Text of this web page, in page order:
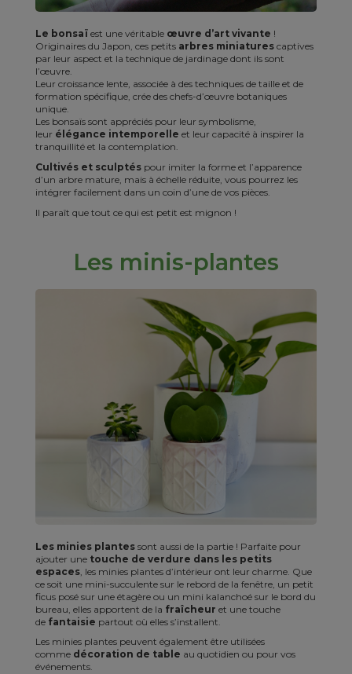
Le bonsaï est une véritable œuvre d’art vivante !
Originaires du Japon, ces petits arbres miniatures captives
par leur aspect et la technique de jardinage dont ils sont
l’œuvre.
Leur croissance lente, associée à des techniques de taille et de
formation spécifique, crée des chefs-d’œuvre botaniques
unique.
Les bonsaïs sont appréciés pour leur symbolisme,
leur élégance intemporelle et leur capacité à inspirer la
tranquillité et la contemplation.
Cultivés et sculptés pour imiter la forme et l’apparence
d’un arbre mature, mais à échelle réduite, vous pourrez les
intégrer facilement dans un coin d’une de vos pièces.
Il paraît que tout ce qui est petit est mignon !
Les minis-plantes
Les minies plantes sont aussi de la partie ! Parfaite pour
ajouter une touche de verdure dans les petits
espaces , les minies plantes d’intérieur ont leur charme. Que
ce soit une mini-succulente sur le rebord de la fenêtre, un petit
ficus posé sur une étagère ou un mini kalanchoé sur le bord du
bureau, elles apportent de la fraîcheur et une touche
de fantaisie partout où elles s’installent.
Les minies plantes peuvent également être utilisées
comme décoration de table au quotidien ou pour vos
événements.